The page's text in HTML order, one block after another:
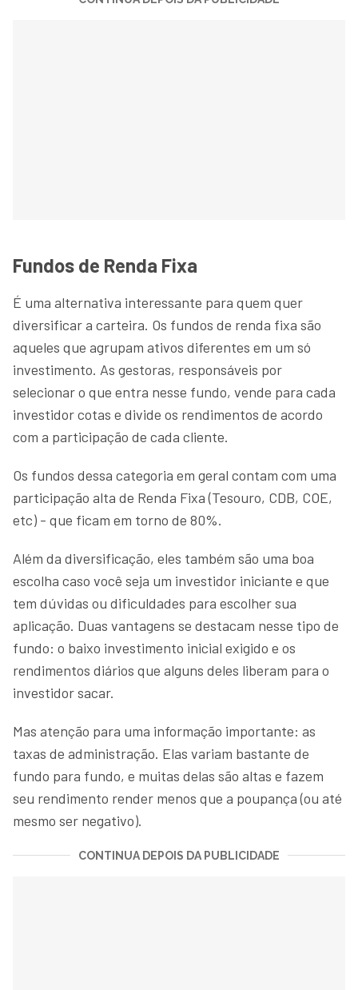
Fundos de Renda Fixa
É uma alternativa interessante para quem quer
diversificar a carteira. Os fundos de renda fixa são
aqueles que agrupam ativos diferentes em um só
investimento. As gestoras, responsáveis por
selecionar o que entra nesse fundo, vende para cada
investidor cotas e divide os rendimentos de acordo
com a participação de cada cliente.
Os fundos dessa categoria em geral contam com uma
participação alta de Renda Fixa (Tesouro, CDB, COE,
etc) - que ficam em torno de 80%.
Além da diversificação, eles também são uma boa
escolha caso você seja um investidor iniciante e que
tem dúvidas ou dificuldades para escolher sua
aplicação. Duas vantagens se destacam nesse tipo de
fundo: o baixo investimento inicial exigido e os
rendimentos diários que alguns deles liberam para o
investidor sacar.
Mas atenção para uma informação importante: as
taxas de administração. Elas variam bastante de
fundo para fundo, e muitas delas são altas e fazem
seu rendimento render menos que a poupança (ou até
mesmo ser negativo).
CONTINUA DEPOIS DA PUBLICIDADE